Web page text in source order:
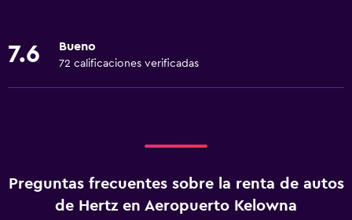
7.6 Bueno
72 calificaciones verificadas
Preguntas frecuentes sobre la renta de autos
de Hertz en Aeropuerto Kelowna